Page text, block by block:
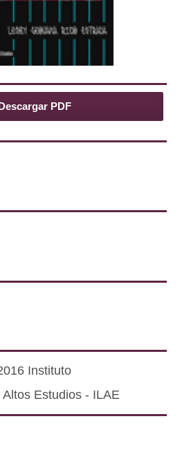
PDF
Instituto
Estudios - ILAE